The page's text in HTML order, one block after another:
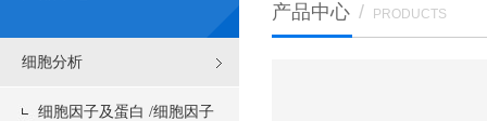
细胞分析
细胞因子及蛋白 /细胞因子
产品中心 / PRODUCTS